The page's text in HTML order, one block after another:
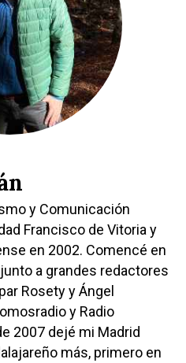
y Comunicación
Francisco de Vitoria y
en 2002. Comencé en
a grandes redactores
Rosety y Ángel
y Radio
2007 dejé mi Madrid
más, primero en